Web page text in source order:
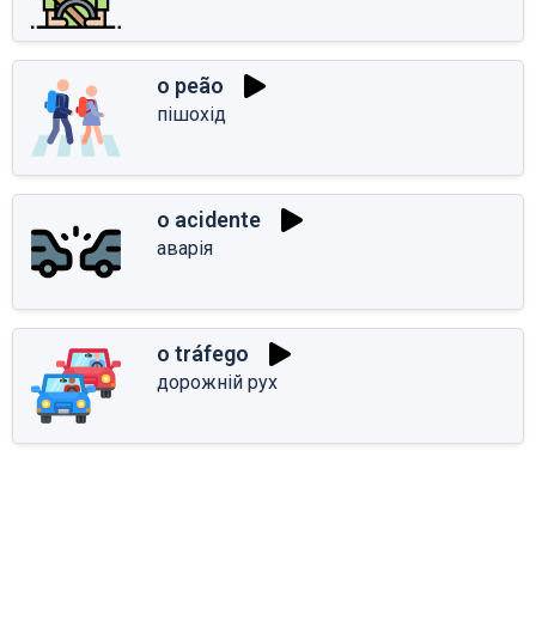
o peão
пішохід
o acidente
аварія
o tráfego
дорожній рух